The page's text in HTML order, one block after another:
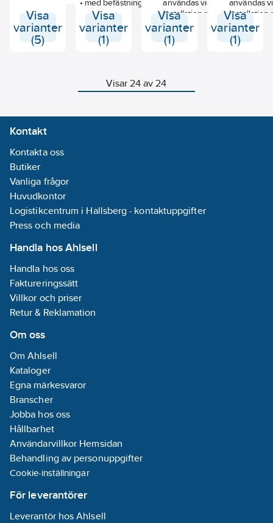
Visa
varianter
(5)
• med befästningsmaterial
Visa
varianter
(1)
användas vid
installation på en
skena
• hållarmaterial:
metall
• typ av tvål:
flytande tvål
• kan användas som
Visa
varianter
(1)
användas
installation
skena
• kan
med
Visa
varianter
(1)
Visar 24 av 24
Kontakt
Kontakta oss
Butiker
Vanliga frågor
Huvudkontor
Logistikcentrum i Hallsberg - kontaktuppgifter
Press och media
Handla hos Ahlsell
Handla hos oss
Faktureringssätt
Villkor och priser
Retur & Reklamation
Om oss
Om Ahlsell
Kataloger
Egna märkesvaror
Branscher
Jobba hos oss
Hållbarhet
Användarvillkor Hemsidan
Behandling av personuppgifter
Cookie-inställningar
För leverantörer
Leverantör hos Ahlsell